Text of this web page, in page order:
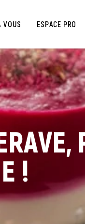
VOUS ESPACE PRO
!